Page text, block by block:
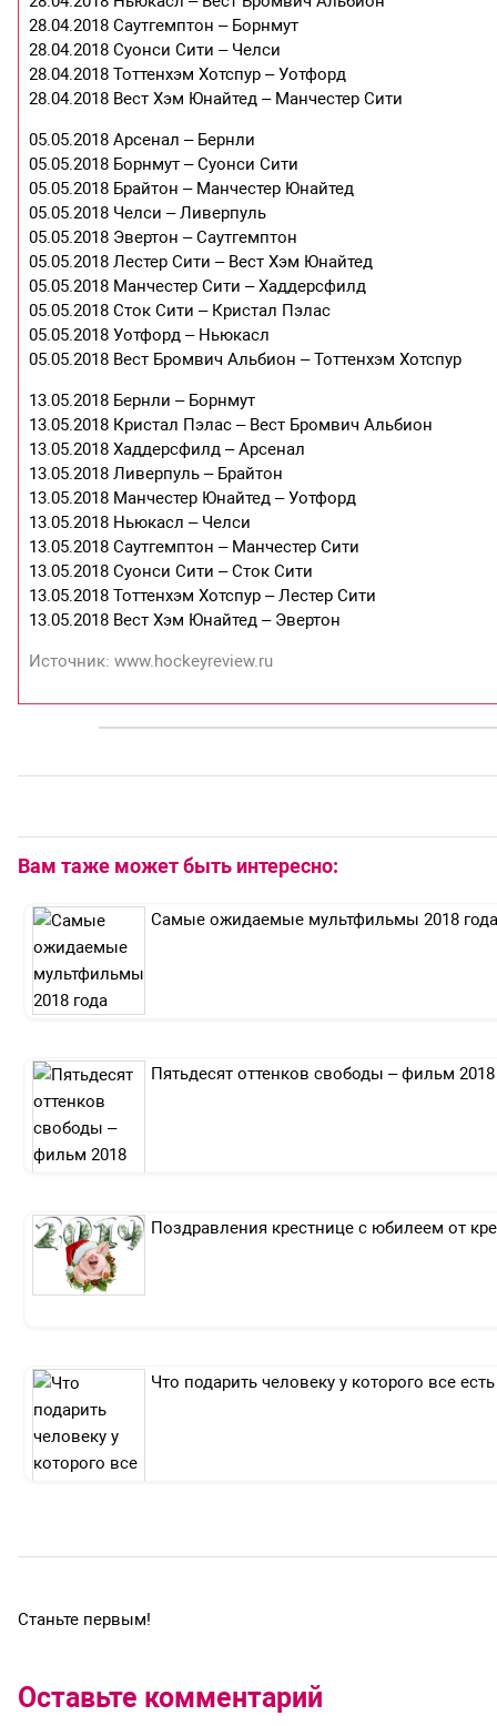
28.04.2018 Саутгемптон – Борнмут
28.04.2018 Суонси Сити – Челси
28.04.2018 Тоттенхэм Хотспур – Уотфорд
28.04.2018 Вест Хэм Юнайтед – Манчестер Сити
05.05.2018 Арсенал – Бернли
05.05.2018 Борнмут – Суонси Сити
05.05.2018 Брайтон – Манчестер Юнайтед
05.05.2018 Челси – Ливерпуль
05.05.2018 Эвертон – Саутгемптон
05.05.2018 Лестер Сити – Вест Хэм Юнайтед
05.05.2018 Манчестер Сити – Хаддерсфилд
05.05.2018 Сток Сити – Кристал Пэлас
05.05.2018 Уотфорд – Ньюкасл
05.05.2018 Вест Бромвич Альбион – Тоттенхэм Хотспур
13.05.2018 Бернли – Борнмут
13.05.2018 Кристал Пэлас – Вест Бромвич Альбион
13.05.2018 Хаддерсфилд – Арсенал
13.05.2018 Ливерпуль – Брайтон
13.05.2018 Манчестер Юнайтед – Уотфорд
13.05.2018 Ньюкасл – Челси
13.05.2018 Саутгемптон – Манчестер Сити
13.05.2018 Суонси Сити – Сток Сити
13.05.2018 Тоттенхэм Хотспур – Лестер Сити
13.05.2018 Вест Хэм Юнайтед – Эвертон
Источник: www.hockeyreview.ru
Вам таже может быть интересно:
Самые ожидаемые мультфильмы 2018 года
Пятьдесят оттенков свободы – фильм 2018
Поздравления крестнице с юбилеем от
Что подарить человеку у которого все есть
Станьте первым!
Оставьте комментарий